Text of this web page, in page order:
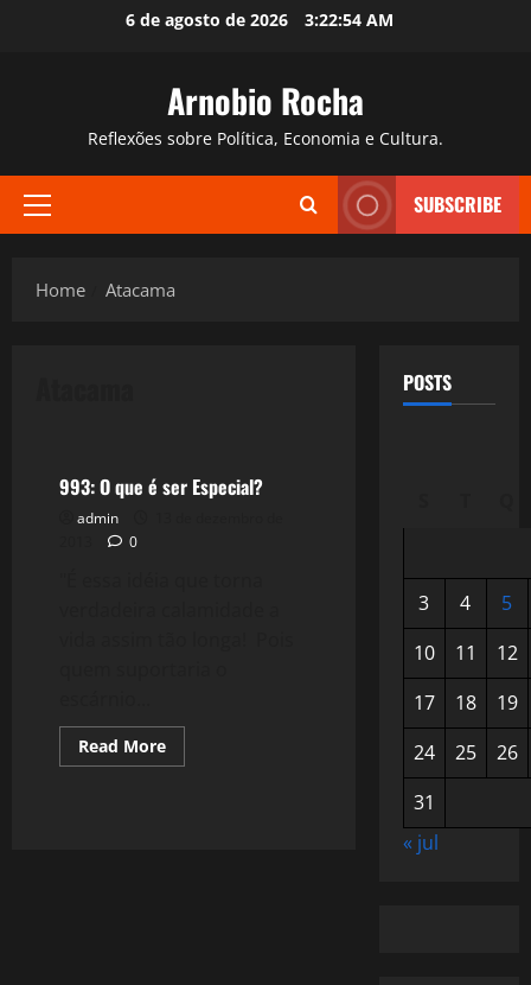
6 de agosto de 2026 3:22:55 AM
Arnobio Rocha
Reflexões sobre Política, Economia e Cultura.
Primary
SUBSCRIBE
Home Atacama
993: O que é ser Especial?
admin
0
Read MoreRead
more
POSTS
3 4
5
10
11
12
17
18
19
24
25
26
31
« jul